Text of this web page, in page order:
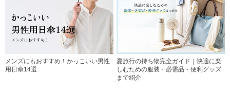
メンズにもおすすめ！かっこいい男性
用日傘14選
夏旅行の持ち物完全ガイド｜快適に楽
しむための服装・必需品・便利グッズ
まで紹介